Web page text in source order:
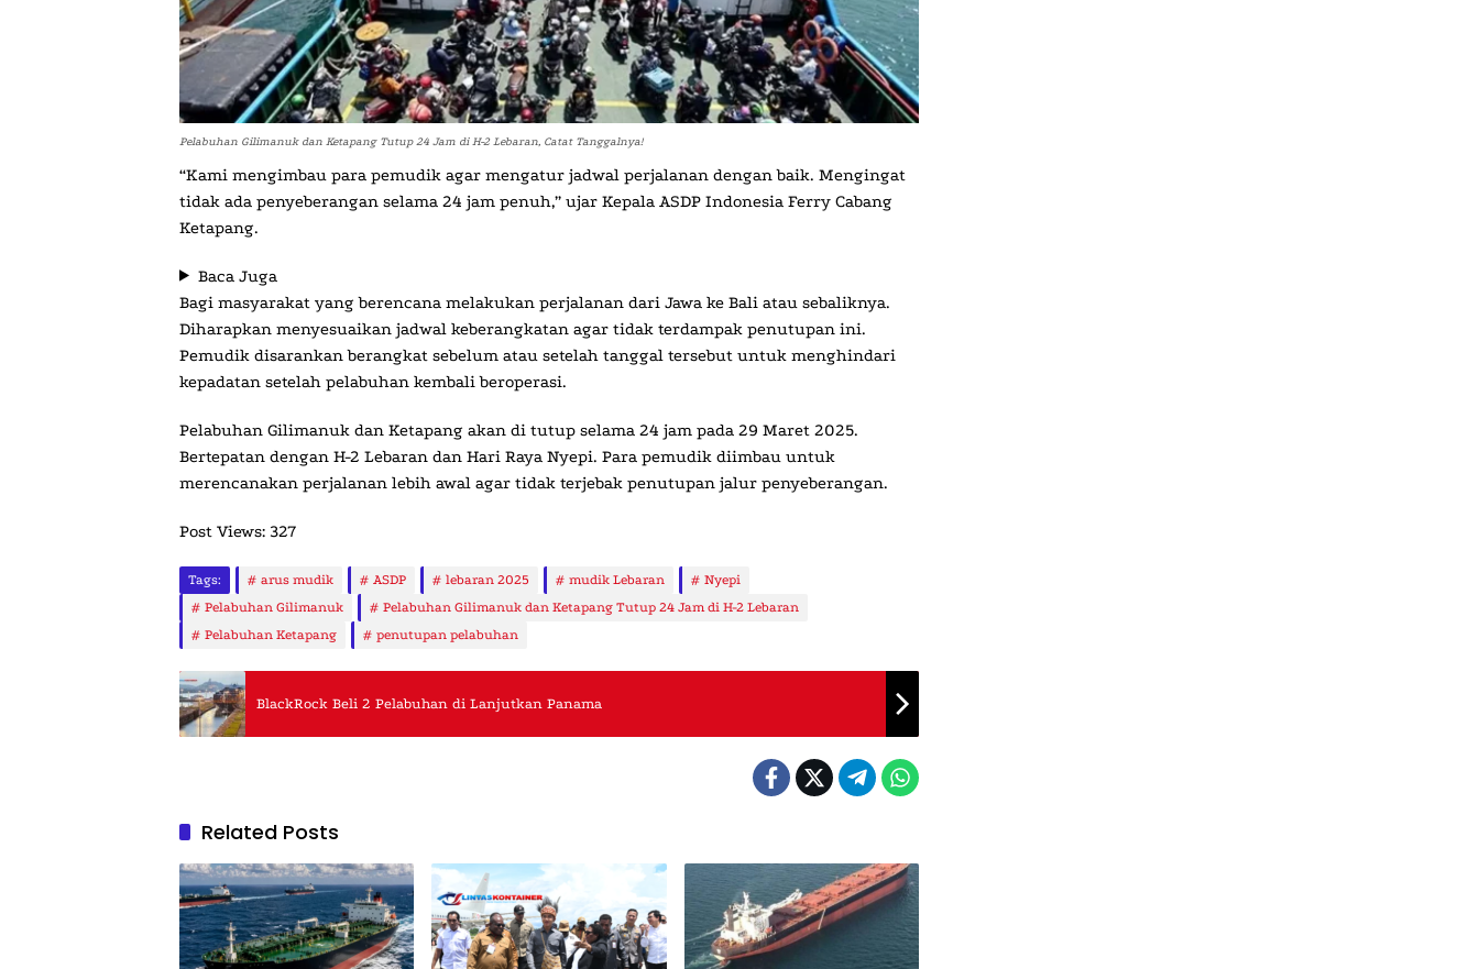
Pelabuhan Gilimanuk dan Ketapang Tutup 24 Jam di H-2 Lebaran, Catat Tanggalnya!
“Kami mengimbau para pemudik agar mengatur jadwal perjalanan dengan baik. Mengingat
tidak ada penyeberangan selama 24 jam penuh,” ujar Kepala ASDP Indonesia Ferry Cabang
Ketapang.
Baca Juga
Bagi masyarakat yang berencana melakukan perjalanan dari Jawa ke Bali atau sebaliknya.
Diharapkan menyesuaikan jadwal keberangkatan agar tidak terdampak penutupan ini.
Pemudik disarankan berangkat sebelum atau setelah tanggal tersebut untuk menghindari
kepadatan setelah pelabuhan kembali beroperasi.
Pelabuhan Gilimanuk dan Ketapang akan di tutup selama 24 jam pada 29 Maret 2025.
Bertepatan dengan H-2 Lebaran dan Hari Raya Nyepi. Para pemudik diimbau untuk
merencanakan perjalanan lebih awal agar tidak terjebak penutupan jalur penyeberangan.
Post Views: 327
Tags: arus mudik ASDP lebaran 2025 mudik Lebaran
Nyepi
Pelabuhan Gilimanuk
Pelabuhan Gilimanuk dan Ketapang Tutup 24 Jam di H-2 Lebaran
Pelabuhan Ketapang
penutupan pelabuhan
BlackRock Beli 2 Pelabuhan di Lanjutkan Panama
Related Posts